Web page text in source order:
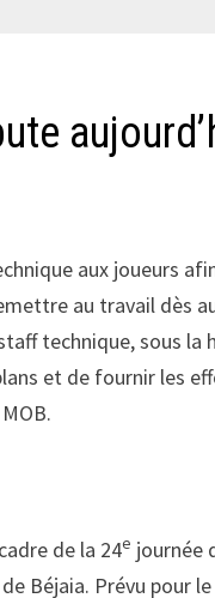
aux joueurs
au travail dès
technique, sous la
et de fournir les
de la 24e journée
Béjaia. Prévu pour